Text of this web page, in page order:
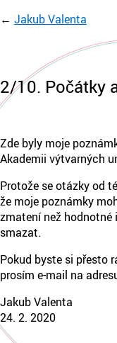
Jakub Valenta
2/10. Počátky
Zde byly moje
Akademii výtvarných
Protože se otázky od
že moje poznámky
zmatení než hodnotné
smazat.
Pokud byste si přesto
prosím e-mail na
Jakub Valenta
24. 2. 2020